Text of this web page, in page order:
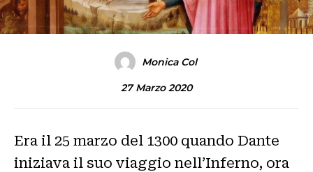
Monica Col
27 Marzo 2020
Era il 25 marzo del 1300 quando Dante
iniziava il suo viaggio nell’Inferno, ora